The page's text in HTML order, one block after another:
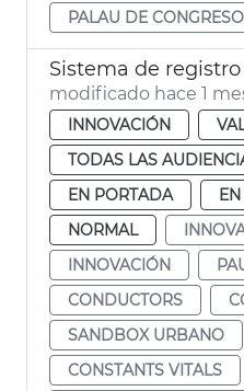
PALAU DE
modificado hace 1
INNOVACIÓN
TODAS LAS
EN PORTADA
NORMAL
INNOVACIÓN
CONDUCTORS
SANDBOX URBANO
CONSTANTS VITALS